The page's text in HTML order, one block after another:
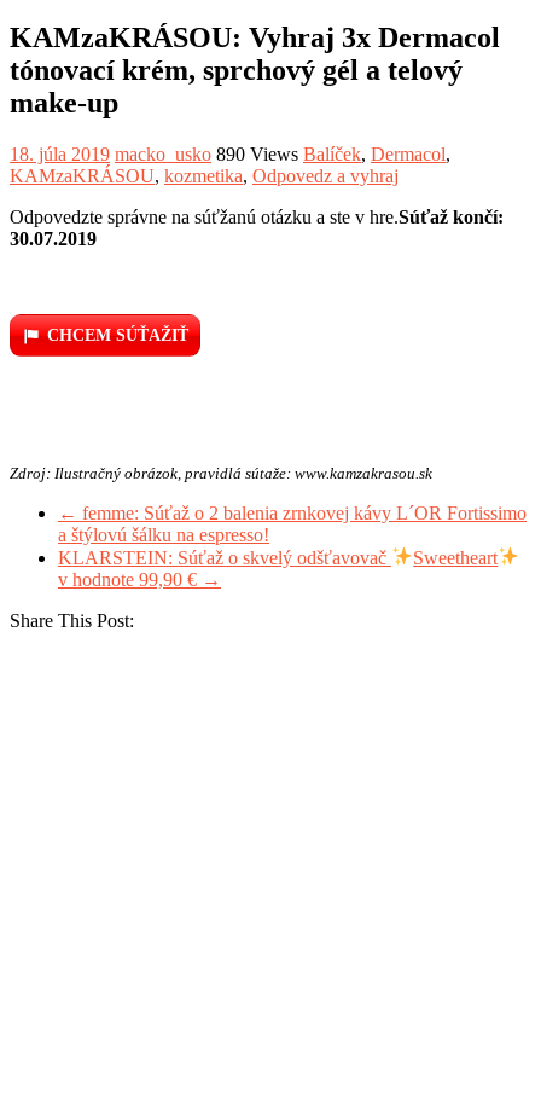
KAMzaKRÁSOU: Vyhraj 3x Dermacol
tónovací krém, sprchový gél a telový
make-up
18. júla 2019 macko_usko 890 Views Balíček, Dermacol,
KAMzaKRÁSOU, kozmetika, Odpovedz a vyhraj
Odpovedzte správne na súťžanú otázku a ste v hre.Súťaž končí:
30.07.2019
CHCEM SÚŤAŽIŤ
Zdroj: Ilustračný obrázok, pravidlá sútaže: www.kamzakrasou.sk
← femme: Súťaž o 2 balenia zrnkovej kávy L´OR Fortissimo
a štýlovú šálku na espresso!
KLARSTEIN: Súťaž o skvelý odšťavovač
Sweetheart
v hodnote 99,90 € →
Share This Post: